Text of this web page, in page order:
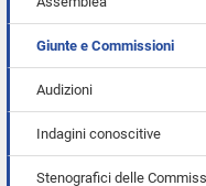
Giunte e Commissioni
Audizioni
Indagini conoscitive
Stenografici delle